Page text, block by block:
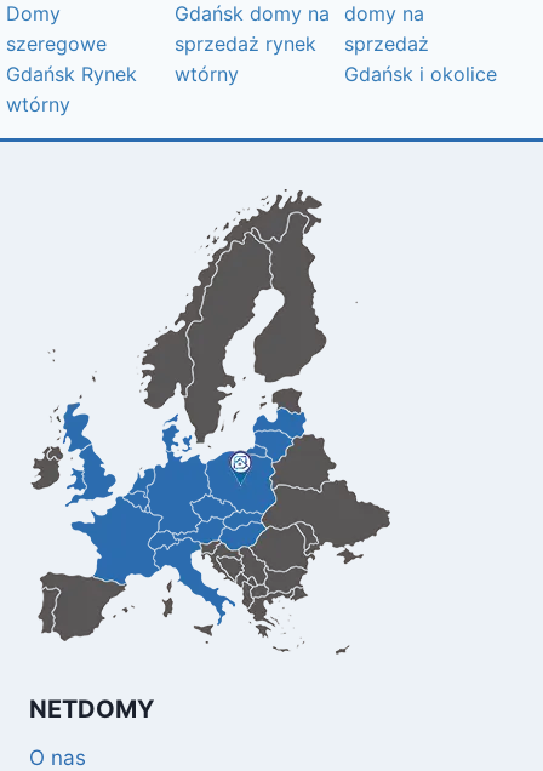
Domy
szeregowe
Gdańsk Rynek
wtórny
Gdańsk domy na
sprzedaż rynek
wtórny
domy na
sprzedaż
Gdańsk i okolice
NETDOMY
O nas